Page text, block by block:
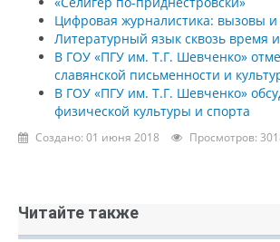
Цифровая журналистика: вызовы
Литературный язык сквозь время
В ГОУ «ПГУ им. Т.Г. Шевченко»
славянской письменности и
В ГОУ «ПГУ им. Т.Г. Шевченко»
физической культуры и спорта
Создано: 01 июня 2018 Просмотров:
Читайте также